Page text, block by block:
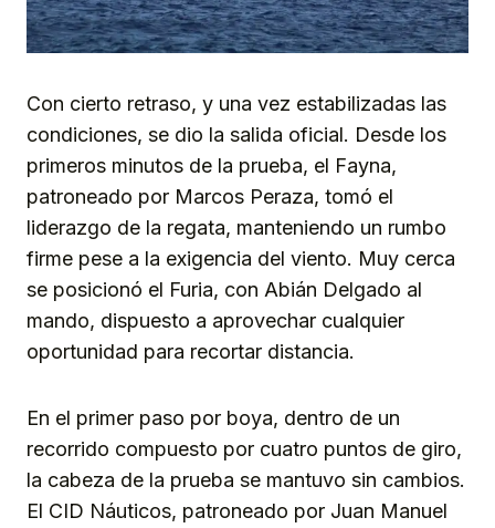
Con cierto retraso, y una vez estabilizadas las
condiciones, se dio la salida oficial. Desde los
primeros minutos de la prueba, el Fayna,
patroneado por Marcos Peraza, tomó el
liderazgo de la regata, manteniendo un rumbo
firme pese a la exigencia del viento. Muy cerca
se posicionó el Furia, con Abián Delgado al
mando, dispuesto a aprovechar cualquier
oportunidad para recortar distancia.
En el primer paso por boya, dentro de un
recorrido compuesto por cuatro puntos de giro,
la cabeza de la prueba se mantuvo sin cambios.
El CID Náuticos, patroneado por Juan Manuel